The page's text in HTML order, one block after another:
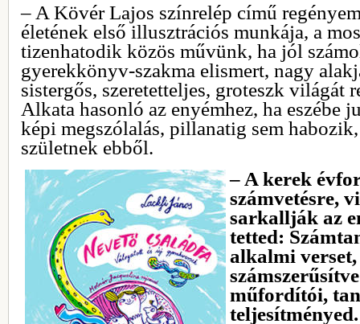
– A Kövér Lajos színrelép című
életének első illusztrációs munkája, a
tizenhatodik közös művünk, ha jól
gyerekkönyv-szakma elismert, nagy
sistergős, szeretetteljes, groteszk világát
Alkata hasonló az enyémhez, ha eszébe
képi megszólalás, pillanatig sem
születnek ebből.
– A kerek
számvetésre,
sarkallják az
tetted:
alkalmi
műfordítói,